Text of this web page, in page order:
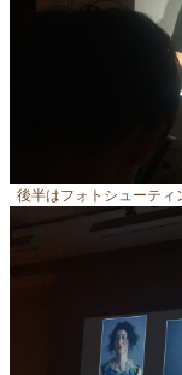
後半はフォトシューティ